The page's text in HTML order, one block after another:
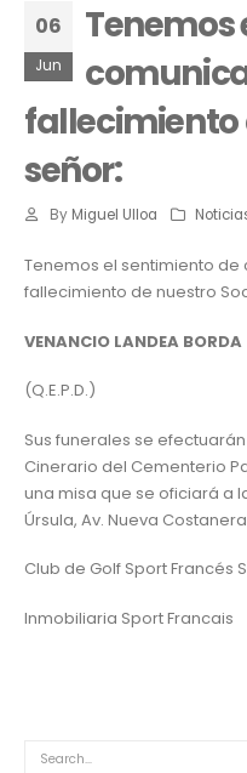
06
Jun
Tenemos
fallecimiento
señor:
By Miguel Ulloa
Tenemos el sentimiento
fallecimiento de nuestro
VENANCIO LANDEA BORDA
(Q.E.P.D.)
Sus funerales se
Cinerario del Cementerio
una misa que se oficiará a
Úrsula, Av. Nueva
Club de Golf Sport Francés
Inmobiliaria Sport Francais